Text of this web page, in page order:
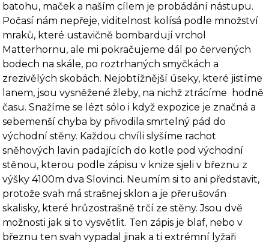
batohu, maček a naším cílem je probádání nástupu.
Počasí nám nepřeje, viditelnost kolísá podle množství
mraků, které ustavičně bombardují vrchol
Matterhornu, ale mi pokračujeme dál po červených
bodech na skále, po roztrhaných smyčkách a
zrezivělých skobách. Nejobtížnější úseky, které jistíme
lanem, jsou vysněžené žleby, na nichž ztrácíme
hodně
času. Snažíme se lézt sólo i když expozice je značná a
sebemenší chyba by přivodila smrtelný pád do
východní stěny. Každou chvíli slyšíme rachot
sněhových lavin padajících do kotle pod východní
stěnou, kterou podle zápisu v knize sjeli v březnu z
výšky 4100m dva Slovinci. Neumím si to ani představit,
protože svah má strašnej sklon a je přerušován
skalisky, které hrůzostrašně trčí ze stěny. Jsou dvě
možnosti jak si to vysvětlit. Ten zápis je blaf, nebo v
březnu ten svah vypadal jinak a ti extrémní lyžaři